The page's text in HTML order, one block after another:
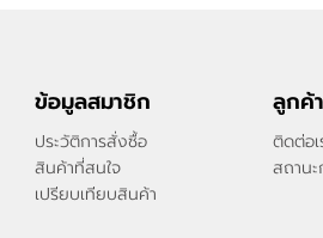
ข้อมูลสมาชิก
ประวัติการสั่งซื้อ
สินค้าที่สนใจ
เปรียบเทียบสินค้า
ลูกค้
ติดต่อเ
สถาน